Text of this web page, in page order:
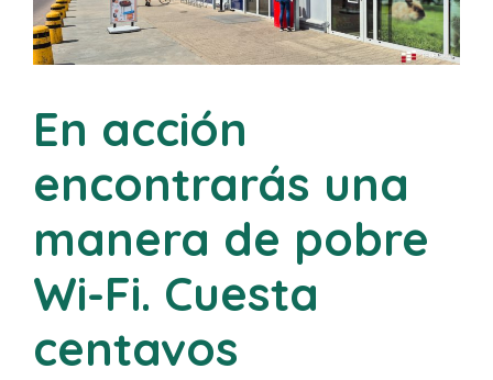
En acción
encontrarás una
manera de pobre
Wi-Fi. Cuesta
centavos